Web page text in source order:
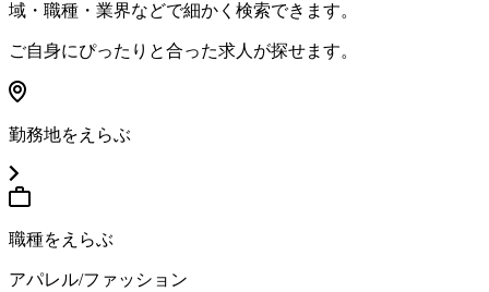
域・職種・業界などで細かく検索できます。
ご自身にぴったりと合った求人が探せます。
勤務地をえらぶ
職種をえらぶ
アパレル/ファッション